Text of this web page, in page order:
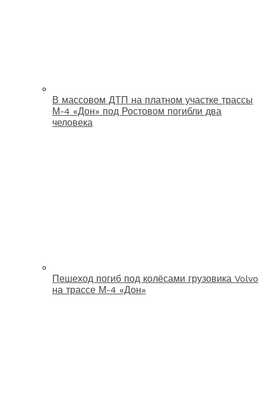
В массовом ДТП на платном участке трассы
М-4 «Дон» под Ростовом погибли два
человека
Пешеход погиб под колёсами грузовика Volvo
на трассе М-4 «Дон»